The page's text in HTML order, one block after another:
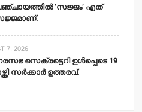
‘സജ്ജം’ എത്
7, 2026
സെക്രട്ടെറി ഉള്‍പ്പെടെ 19
സര്‍ക്കാര്‍ ഉത്തരവ്.